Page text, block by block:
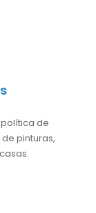
de
pinturas,